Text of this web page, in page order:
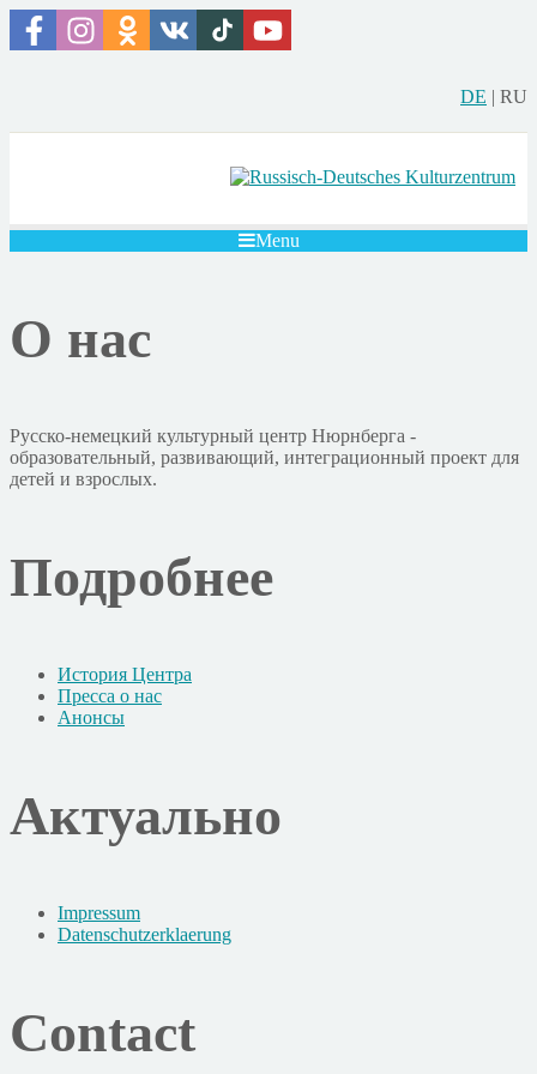
DE | RU
Menu
О нас
Русско-немецкий культурный центр Нюрнберга -
образовательный, развивающий, интеграционный проект для
детей и взрослых.
Подробнее
История Центра
Пресса о нас
Анонсы
Актуально
Impressum
Datenschutzerklaerung
Contact